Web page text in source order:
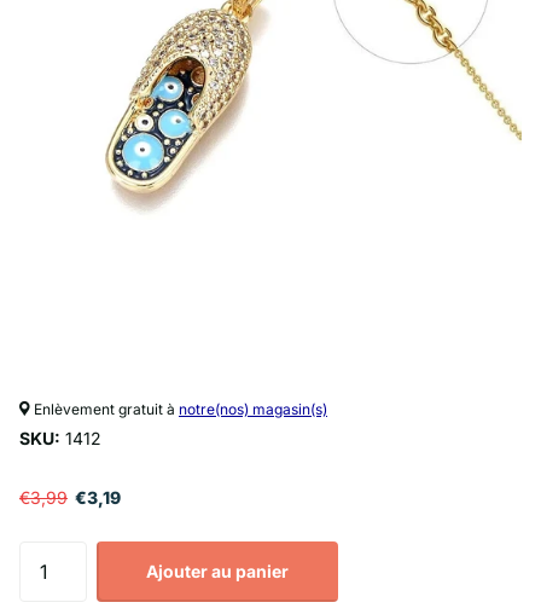
Enlèvement gratuit à notre(nos) magasin(s)
SKU: 1412
€3,99 €3,19
Ajouter au panier